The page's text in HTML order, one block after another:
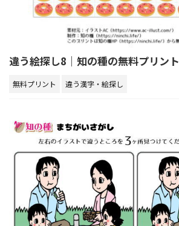
違う絵探し8｜知の種の無料プリント
無料プリント 違う漢字・絵探し